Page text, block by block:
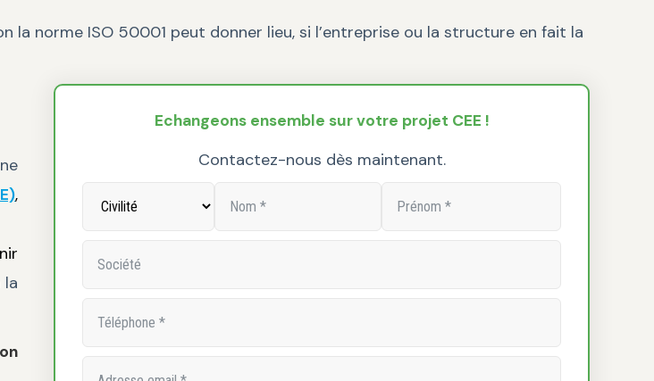
la norme ISO 50001 peut donner lieu, si l’entreprise ou la structure en fait la
Echangeons ensemble sur votre projet CEE !
Contactez-nous dès maintenant.
,
la